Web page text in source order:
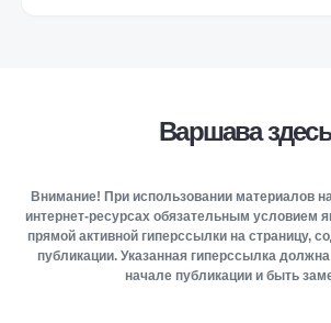
Варшава здесь
Внимание! При использовании материалов
интернет-ресурсах обязательным условием
прямой активной гиперссылки на страницу,
публикации. Указанная гиперссылка
начале публикации и быть